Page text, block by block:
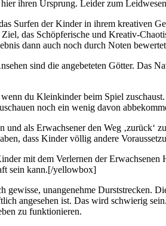
ihren Ursprung. Leider zum
Surfen der Kinder in ihrem kreativen
Ziel, das Schöpferische und Kreativ-
dann auch noch durch Noten
sind die angebeteten Götter. Das
du Kleinkinder beim Spiel
noch ein wenig davon
und als Erwachsener den Weg
dass Kinder völlig andere
mit dem Verlernen der Erwachsenen
sein kann.[/yellowbox]
gewisse, unangenehme Durststrecken.
angesehen ist. Das wird schwierig
zu funktionieren.